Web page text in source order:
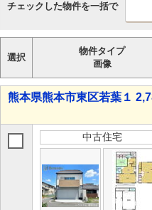
チェックした物件を一括で
選択
物件タイプ
画像
熊本県熊本市東区若葉１
中古住宅